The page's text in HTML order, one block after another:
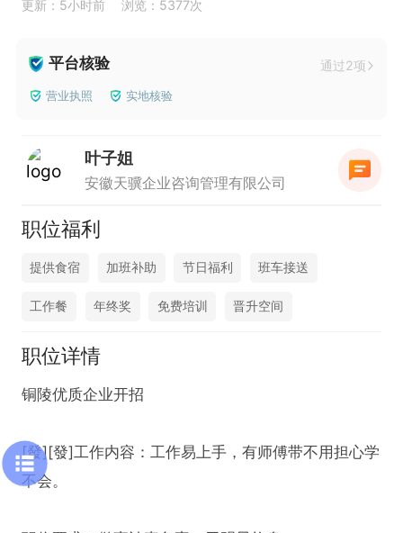
更新：5小时前 浏览：5377次
平台核验 通过2项
营业执照 实地核验
叶子姐
安徽天骥企业咨询管理有限公司
职位福利
提供食宿 加班补助 节日福利 班车接送
工作餐 年终奖 免费培训 晋升空间
职位详情
铜陵优质企业开招
[發][發]工作内容：工作易上手，有师傅带不用担心学
不会。